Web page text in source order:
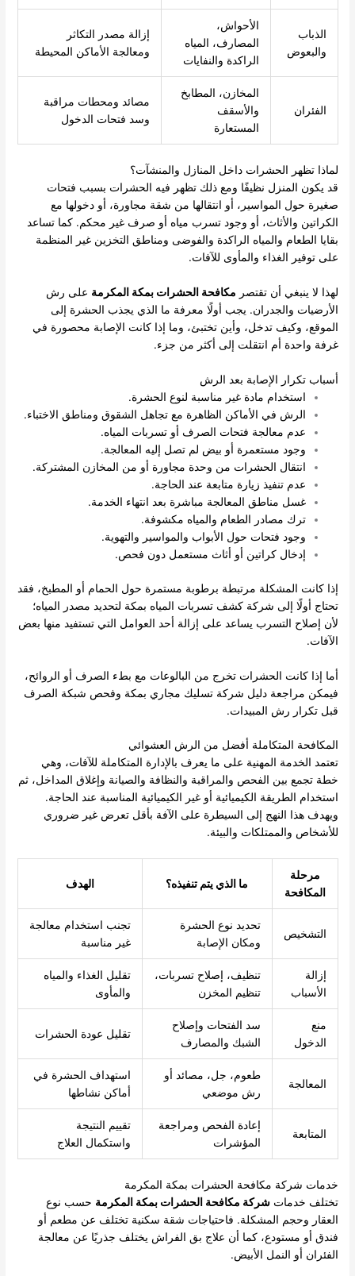
الذباب
والبعوض
الأحواش،
المصارف، المياه
الراكدة والنفايات
إزالة مصدر التكاثر
ومعالجة الأماكن المحيطة
الفئران
المخازن، المطابخ
والأسقف
المستعارة
مصائد ومحطات مراقبة
وسد فتحات الدخول
لماذا تظهر الحشرات داخل المنازل والمنشآت؟
قد يكون المنزل نظيفًا ومع ذلك تظهر فيه الحشرات بسبب فتحات
صغيرة حول المواسير، أو انتقالها من شقة مجاورة، أو دخولها مع
الكراتين والأثاث، أو وجود تسرب مياه أو صرف غير محكم. كما تساعد
بقايا الطعام والمياه الراكدة والفوضى ومناطق التخزين غير المنظمة
على توفير الغذاء والمأوى للآفات.
لهذا لا ينبغي أن تقتصر مكافحة الحشرات بمكة المكرمة على رش
الأرضيات والجدران. يجب أولًا معرفة ما الذي يجذب الحشرة إلى
الموقع، وكيف تدخل، وأين تختبئ، وما إذا كانت الإصابة محصورة في
غرفة واحدة أم انتقلت إلى أكثر من جزء.
أسباب تكرار الإصابة بعد الرش
استخدام مادة غير مناسبة لنوع الحشرة.
الرش في الأماكن الظاهرة مع تجاهل الشقوق ومناطق الاختباء.
عدم معالجة فتحات الصرف أو تسربات المياه.
وجود مستعمرة أو بيض لم تصل إليه المعالجة.
انتقال الحشرات من وحدة مجاورة أو من المخازن المشتركة.
عدم تنفيذ زيارة متابعة عند الحاجة.
غسل مناطق المعالجة مباشرة بعد انتهاء الخدمة.
ترك مصادر الطعام والمياه مكشوفة.
وجود فتحات حول الأبواب والمواسير والتهوية.
إدخال كراتين أو أثاث مستعمل دون فحص.
إذا كانت المشكلة مرتبطة برطوبة مستمرة حول الحمام أو المطبخ، فقد
تحتاج أولًا إلى شركة كشف تسربات المياه بمكة لتحديد مصدر المياه؛
لأن إصلاح التسرب يساعد على إزالة أحد العوامل التي تستفيد منها بعض
الآفات.
أما إذا كانت الحشرات تخرج من البالوعات مع بطء الصرف أو الروائح،
فيمكن مراجعة دليل شركة تسليك مجاري بمكة وفحص شبكة الصرف
قبل تكرار رش المبيدات.
المكافحة المتكاملة أفضل من الرش العشوائي
تعتمد الخدمة المهنية على ما يعرف بالإدارة المتكاملة للآفات، وهي
خطة تجمع بين الفحص والمراقبة والنظافة والصيانة وإغلاق المداخل، ثم
استخدام الطريقة الكيميائية أو غير الكيميائية المناسبة عند الحاجة.
ويهدف هذا النهج إلى السيطرة على الآفة بأقل تعرض غير ضروري
للأشخاص والممتلكات والبيئة.
مرحلة
المكافحة
ما الذي يتم تنفيذه؟ الهدف
التشخيص
تحديد نوع الحشرة
ومكان الإصابة
تجنب استخدام معالجة
غير مناسبة
إزالة
الأسباب
تنظيف، إصلاح تسربات،
تنظيم المخزن
تقليل الغذاء والمياه
والمأوى
منع
الدخول
سد الفتحات وإصلاح
الشبك والمصارف
تقليل عودة الحشرات
المعالجة
طعوم، جل، مصائد أو
رش موضعي
استهداف الحشرة في
أماكن نشاطها
المتابعة
إعادة الفحص ومراجعة
المؤشرات
تقييم النتيجة
واستكمال العلاج
خدمات شركة مكافحة الحشرات بمكة المكرمة
تختلف خدماتشركة مكافحة الحشرات بمكة المكرمة حسب نوع
العقار وحجم المشكلة. فاحتياجات شقة سكنية تختلف عن مطعم أو
فندق أو مستودع، كما أن علاج بق الفراش يختلف جذريًا عن معالجة
الفئران أو النمل الأبيض.